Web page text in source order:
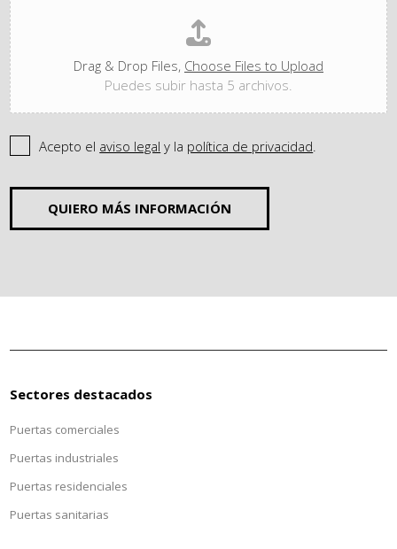
Drag & Drop Files, Choose Files to Upload
Puedes subir hasta 5 archivos.
Acepto el aviso legal y la política de privacidad.
QUIERO MÁS INFORMACIÓN
Sectores destacados
Puertas comerciales
Puertas industriales
Puertas residenciales
Puertas sanitarias